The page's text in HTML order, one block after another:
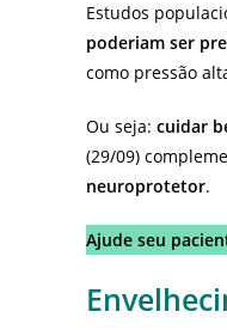
Estudos
poderiam ser
como pressão
Ou seja: cuidar
(29/09)
neuroprotetor.
Ajude seu